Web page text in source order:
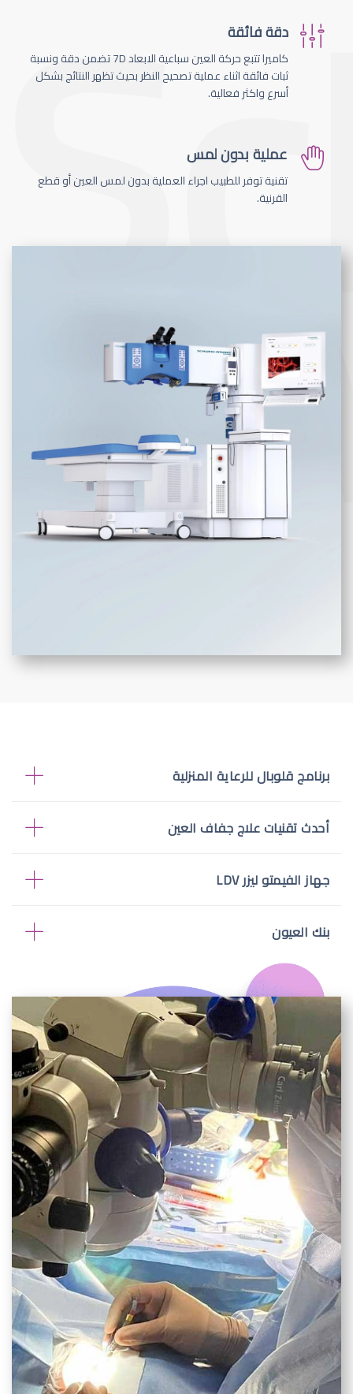
دقة فائقة
كاميرا تتبع حركة العين سباعية الابعاد 7D تضمن دقة ونسبة
ثبات فائقة اثناء عملية تصحيح النظر بحيث تظهر النتائج بشكل
أسرع واكثر فعالية.
عملية بدون لمس
تقنية توفر للطبيب اجراء العملية بدون لمس العين أو قطع
القرنية.
برنامج قلوبال للرعاية المنزلية
أحدث تقنيات علاج جفاف العين
جهاز الفيمتو ليزر LDV
بنك العيون